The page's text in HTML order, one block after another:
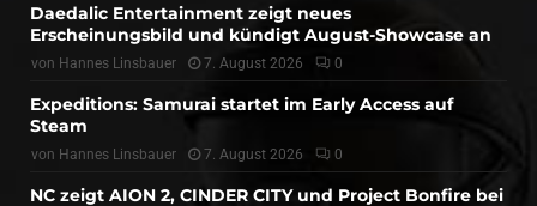
Daedalic Entertainment zeigt neues
Erscheinungsbild und kündigt August-Showcase an
von Hannes Linsbauer 7. August 2026 0
Expeditions: Samurai startet im Early Access auf
Steam
von Hannes Linsbauer 7. August 2026 0
NC zeigt AION 2, CINDER CITY und Project Bonfire bei